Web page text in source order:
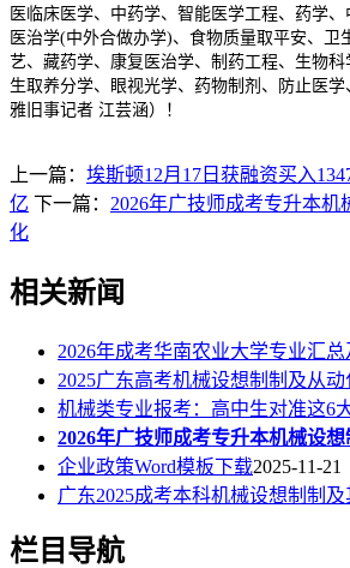
医临床医学、中药学、智能医学工程、药学
医治学(中外合做办学)、食物质量取平安、卫
艺、藏药学、康复医治学、制药工程、生物
生取养分学、眼视光学、药物制剂、防止医
雅旧事记者 江芸涵）！
上一篇： 埃斯顿12月17日获融资买入
亿 下一篇： 2026年广技师成考专升本机
化
相关新闻
2026年成考华南农业大学专业汇
2025广东高考机械设想制制及从
机械类专业报考：高中生对准这6
2026年广技师成考专升本机械设
企业政策Word模板下载2025-11-21
广东2025成考本科机械设想制制
栏目导航